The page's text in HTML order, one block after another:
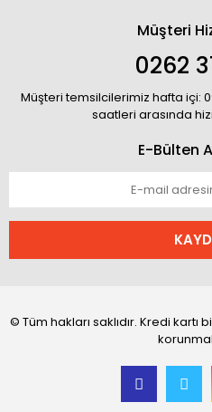
Müşteri
0262
Müşteri temsilcilerimiz hafta içi:
saatleri arasında
E-Bülten
© Tüm hakları saklıdır. Kredi kartı